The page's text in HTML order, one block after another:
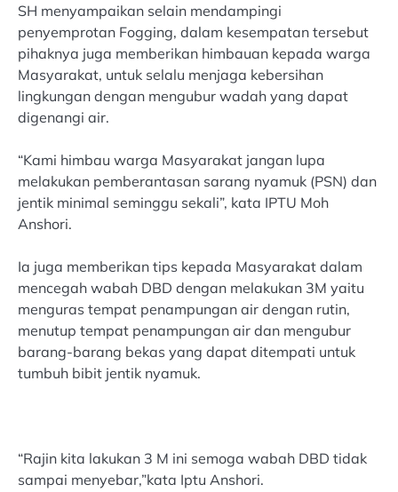
SH menyampaikan selain mendampingi
penyemprotan Fogging, dalam kesempatan tersebut
pihaknya juga memberikan himbauan kepada warga
Masyarakat, untuk selalu menjaga kebersihan
lingkungan dengan mengubur wadah yang dapat
digenangi air.
“Kami himbau warga Masyarakat jangan lupa
melakukan pemberantasan sarang nyamuk (PSN) dan
jentik minimal seminggu sekali”, kata IPTU Moh
Anshori.
Ia juga memberikan tips kepada Masyarakat dalam
mencegah wabah DBD dengan melakukan 3M yaitu
menguras tempat penampungan air dengan rutin,
menutup tempat penampungan air dan mengubur
barang-barang bekas yang dapat ditempati untuk
tumbuh bibit jentik nyamuk.
“Rajin kita lakukan 3 M ini semoga wabah DBD tidak
sampai menyebar,”kata Iptu Anshori.